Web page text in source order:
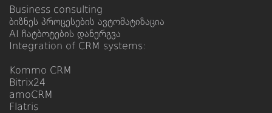
Business consulting
ბიზნეს პროცესების ავტომატიზაცია
AI ჩატბოტების დანერგვა
Integration of CRM systems:
Kommo CRM
Bitrix24
amoCRM
Flatris